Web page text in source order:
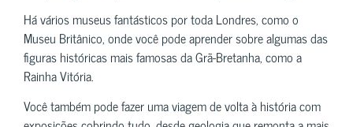
Há vários museus fantásticos por toda Londres, como o
Museu Britânico, onde você pode aprender sobre algumas das
figuras históricas mais famosas da Grã-Bretanha, como a
Rainha Vitória.
Você também pode fazer uma viagem de volta à história com